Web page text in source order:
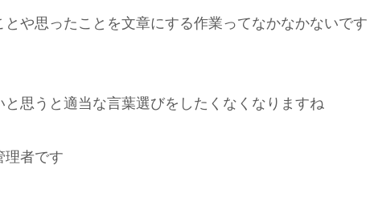
や思ったことを文章にする作業ってなかなかないです
思うと適当な言葉選びをしたくなくなりますね
理者です